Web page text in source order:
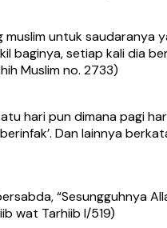
muslim untuk
baginya, setiap kali dia
Muslim no. 2733)
hari pun dimana pagi
Dan lainnya
“Sesungguhnya
wat Tarhiib I/519)